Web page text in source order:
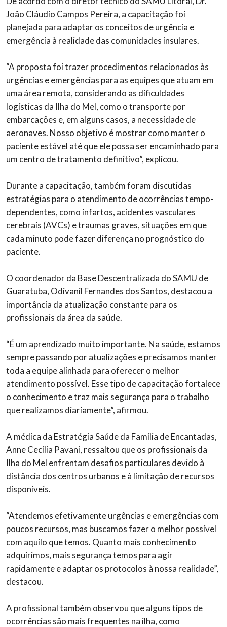
João Cláudio Campos Pereira, a capacitação foi
planejada para adaptar os conceitos de urgência e
emergência à realidade das comunidades insulares.
“A proposta foi trazer procedimentos relacionados às
urgências e emergências para as equipes que atuam em
uma área remota, considerando as dificuldades
logísticas da Ilha do Mel, como o transporte por
embarcações e, em alguns casos, a necessidade de
aeronaves. Nosso objetivo é mostrar como manter o
paciente estável até que ele possa ser encaminhado para
um centro de tratamento definitivo”, explicou.
Durante a capacitação, também foram discutidas
estratégias para o atendimento de ocorrências tempo-
dependentes, como infartos, acidentes vasculares
cerebrais (AVCs) e traumas graves, situações em que
cada minuto pode fazer diferença no prognóstico do
paciente.
O coordenador da Base Descentralizada do SAMU de
Guaratuba, Odivanil Fernandes dos Santos, destacou a
importância da atualização constante para os
profissionais da área da saúde.
“É um aprendizado muito importante. Na saúde, estamos
sempre passando por atualizações e precisamos manter
toda a equipe alinhada para oferecer o melhor
atendimento possível. Esse tipo de capacitação fortalece
o conhecimento e traz mais segurança para o trabalho
que realizamos diariamente”, afirmou.
A médica da Estratégia Saúde da Família de Encantadas,
Anne Cecília Pavani, ressaltou que os profissionais da
Ilha do Mel enfrentam desafios particulares devido à
distância dos centros urbanos e à limitação de recursos
disponíveis.
“Atendemos efetivamente urgências e emergências com
poucos recursos, mas buscamos fazer o melhor possível
com aquilo que temos. Quanto mais conhecimento
adquirimos, mais segurança temos para agir
rapidamente e adaptar os protocolos à nossa realidade”,
destacou.
A profissional também observou que alguns tipos de
ocorrências são mais frequentes na ilha, como